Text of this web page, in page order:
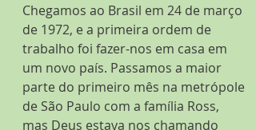
Chegamos ao Brasil em 24 de março
de 1972, e a primeira ordem de
trabalho foi fazer-nos em casa em
um novo país. Passamos a maior
parte do primeiro mês na metrópole
de São Paulo com a família Ross,
mas Deus estava nos chamando